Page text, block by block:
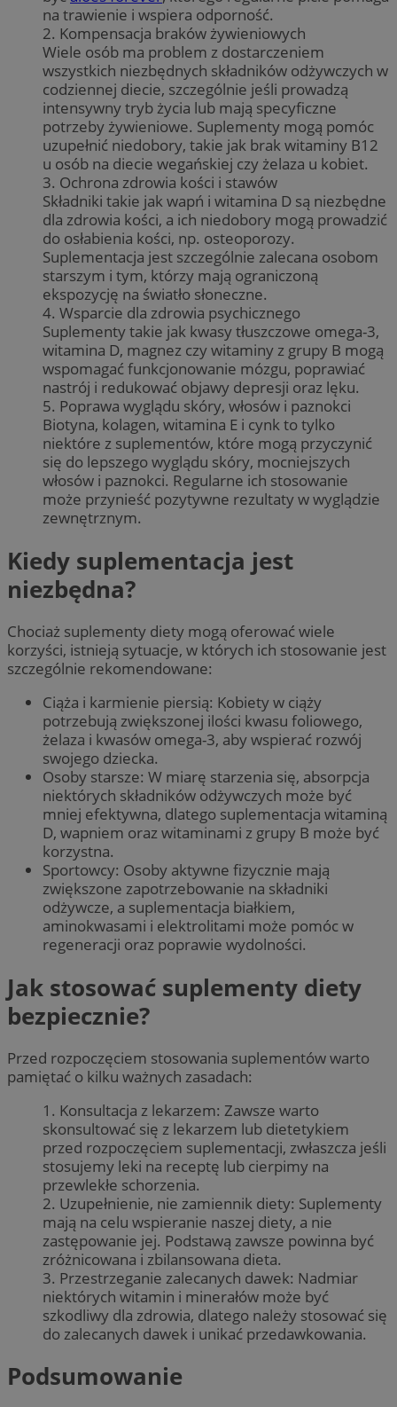
na trawienie i wspiera odporność.
2. Kompensacja braków żywieniowych
Wiele osób ma problem z dostarczeniem
wszystkich niezbędnych składników odżywczych w
codziennej diecie, szczególnie jeśli prowadzą
intensywny tryb życia lub mają specyficzne
potrzeby żywieniowe. Suplementy mogą pomóc
uzupełnić niedobory, takie jak brak witaminy B12
u osób na diecie wegańskiej czy żelaza u kobiet.
3. Ochrona zdrowia kości i stawów
Składniki takie jak wapń i witamina D są niezbędne
dla zdrowia kości, a ich niedobory mogą prowadzić
do osłabienia kości, np. osteoporozy.
Suplementacja jest szczególnie zalecana osobom
starszym i tym, którzy mają ograniczoną
ekspozycję na światło słoneczne.
4. Wsparcie dla zdrowia psychicznego
Suplementy takie jak kwasy tłuszczowe omega-3,
witamina D, magnez czy witaminy z grupy B mogą
wspomagać funkcjonowanie mózgu, poprawiać
nastrój i redukować objawy depresji oraz lęku.
5. Poprawa wyglądu skóry, włosów i paznokci
Biotyna, kolagen, witamina E i cynk to tylko
niektóre z suplementów, które mogą przyczynić
się do lepszego wyglądu skóry, mocniejszych
włosów i paznokci. Regularne ich stosowanie
może przynieść pozytywne rezultaty w wyglądzie
zewnętrznym.
Kiedy suplementacja jest
niezbędna?
Chociaż suplementy diety mogą oferować wiele
korzyści, istnieją sytuacje, w których ich stosowanie jest
szczególnie rekomendowane:
Ciąża i karmienie piersią: Kobiety w ciąży
potrzebują zwiększonej ilości kwasu foliowego,
żelaza i kwasów omega-3, aby wspierać rozwój
swojego dziecka.
Osoby starsze: W miarę starzenia się, absorpcja
niektórych składników odżywczych może być
mniej efektywna, dlatego suplementacja witaminą
D, wapniem oraz witaminami z grupy B może być
korzystna.
Sportowcy: Osoby aktywne fizycznie mają
zwiększone zapotrzebowanie na składniki
odżywcze, a suplementacja białkiem,
aminokwasami i elektrolitami może pomóc w
regeneracji oraz poprawie wydolności.
Jak stosować suplementy diety
bezpiecznie?
Przed rozpoczęciem stosowania suplementów warto
pamiętać o kilku ważnych zasadach:
1. Konsultacja z lekarzem: Zawsze warto
skonsultować się z lekarzem lub dietetykiem
przed rozpoczęciem suplementacji, zwłaszcza jeśli
stosujemy leki na receptę lub cierpimy na
przewlekłe schorzenia.
2. Uzupełnienie, nie zamiennik diety: Suplementy
mają na celu wspieranie naszej diety, a nie
zastępowanie jej. Podstawą zawsze powinna być
zróżnicowana i zbilansowana dieta.
3. Przestrzeganie zalecanych dawek: Nadmiar
niektórych witamin i minerałów może być
szkodliwy dla zdrowia, dlatego należy stosować się
do zalecanych dawek i unikać przedawkowania.
Podsumowanie